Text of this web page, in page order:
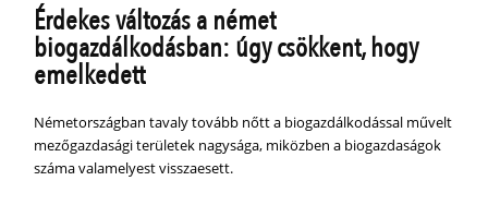
Érdekes változás a német
biogazdálkodásban: úgy csökkent, hogy
emelkedett
Németországban tavaly tovább nőtt a biogazdálkodással művelt
mezőgazdasági területek nagysága, miközben a biogazdaságok
száma valamelyest visszaesett.